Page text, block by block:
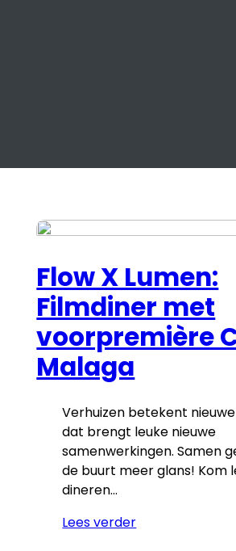
Flow X Lumen:
Filmdiner met
voorpremière
Malaga
Verhuizen betekent
dat brengt leuke nieuwe
samenwerkingen. Samen
de buurt meer glans! Kom
dineren…
Lees verder